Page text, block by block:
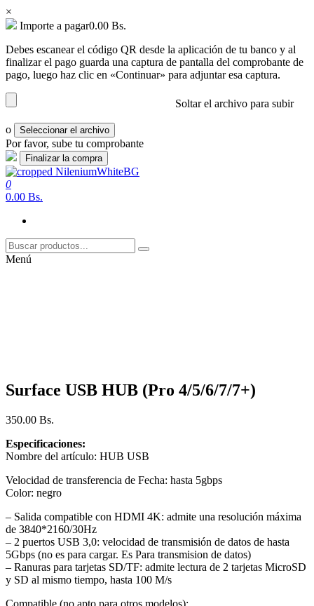
×
Importe a pagar0.00 Bs.
Debes escanear el código QR desde la aplicación de tu banco y al
finalizar el pago guarda una captura de pantalla del comprobante de
pago, luego haz clic en «Continuar» para adjuntar esa captura.
Soltar el archivo para subir
o Seleccionar el archivo
Por favor, sube tu comprobante
Saltar
al
contenido
nilenium.net
Soluciones
0
0.00 Bs.
Menú
Surface USB HUB (Pro 4/5/6/7/7+)
350.00 Bs.
Especificaciones:
Nombre del artículo: HUB USB
Velocidad de transferencia de Fecha: hasta 5gbps
Color: negro
– Salida compatible con HDMI 4K: admite una resolución máxima
de 3840*2160/30Hz
– 2 puertos USB 3,0: velocidad de transmisión de datos de hasta
5Gbps (no es para cargar. Es Para transmision de datos)
– Ranuras para tarjetas SD/TF: admite lectura de 2 tarjetas MicroSD
y SD al mismo tiempo, hasta 100 M/s
Compatible (no apto para otros modelos):